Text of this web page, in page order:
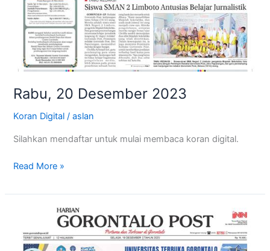
Rabu, 20 Desember 2023
Koran Digital /aslan
Silahkan mendaftar untuk mulai membaca koran digital.
Read More »
Desember